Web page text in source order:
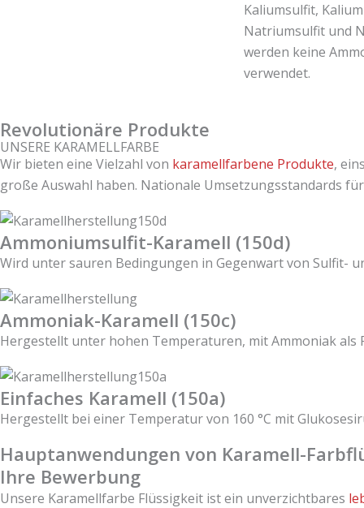
Kaliumsulfit,
Natriumsulfit und
werden keine
verwendet.
Revolutionäre Produkte
UNSERE KARAMELLFARBE
Wir bieten eine Vielzahl von karamellfarbene Produkte,
große Auswahl haben. Nationale Umsetzungsstandards für
Ammoniumsulfit-Karamell (150d)
Wird unter sauren Bedingungen in Gegenwart von Sulfit-
Ammoniak-Karamell (150c)
Hergestellt unter hohen Temperaturen, mit Ammoniak als
Einfaches Karamell (150a)
Hergestellt bei einer Temperatur von 160 °C mit
Hauptanwendungen von Karamell-
Ihre Bewerbung
Unsere Karamellfarbe Flüssigkeit ist ein unverzichtbares